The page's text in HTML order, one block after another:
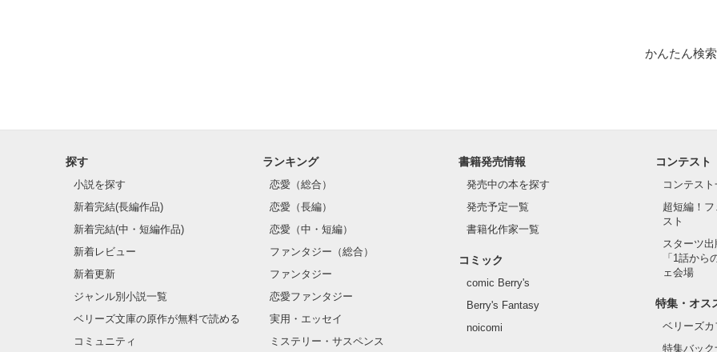
かんたん検
探す
小説を探す
新着完結(長編作品)
新着完結(中・短編作品)
新着レビュー
新着更新
ジャンル別小説一覧
ベリーズ文庫の原作が無料で読める
コミュニティ
ランキング
恋愛（総合）
恋愛（長編）
恋愛（中・短編）
ファンタジー（総合）
ファンタジー
恋愛ファンタジー
実用・エッセイ
ミステリー・サスペンス
書籍発売情報
発売中の本を探す
発売予定一覧
書籍化作家一覧
コミック
comic Berry's
Berry's Fantasy
noicomi
コンテスト
コンテスト
超短編！
スト
スターツ
「1話から
ェ会場
特集・オス
ベリーズ
特集バック